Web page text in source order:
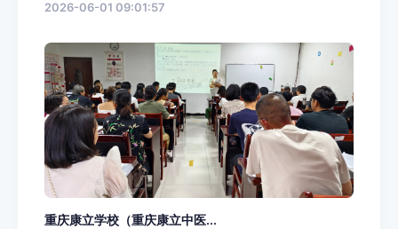
2026-06-01 09:01:57
重庆康立学校（重庆康立中医...